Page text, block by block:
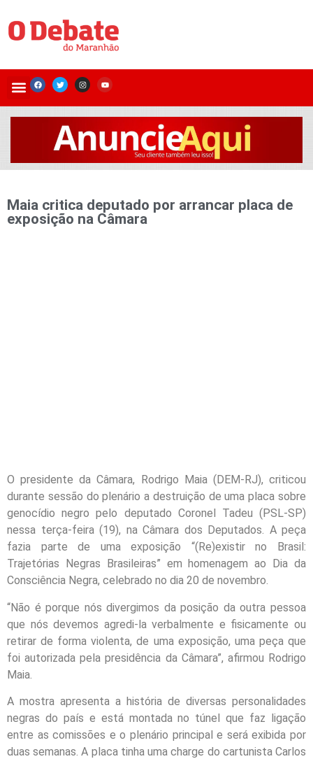
Maia critica deputado por arrancar placa de
exposição na Câmara
O presidente da Câmara, Rodrigo Maia (DEM-RJ), criticou
durante sessão do plenário a destruição de uma placa sobre
genocídio negro pelo deputado Coronel Tadeu (PSL-SP)
nessa terça-feira (19), na Câmara dos Deputados. A peça
fazia parte de uma exposição “(Re)existir no Brasil:
Trajetórias Negras Brasileiras” em homenagem ao Dia da
Consciência Negra, celebrado no dia 20 de novembro.
“Não é porque nós divergimos da posição da outra pessoa
que nós devemos agredi-la verbalmente e fisicamente ou
retirar de forma violenta, de uma exposição, uma peça que
foi autorizada pela presidência da Câmara”, afirmou Rodrigo
Maia.
A mostra apresenta a história de diversas personalidades
negras do país e está montada no túnel que faz ligação
entre as comissões e o plenário principal e será exibida por
duas semanas. A placa tinha uma charge do cartunista Carlos